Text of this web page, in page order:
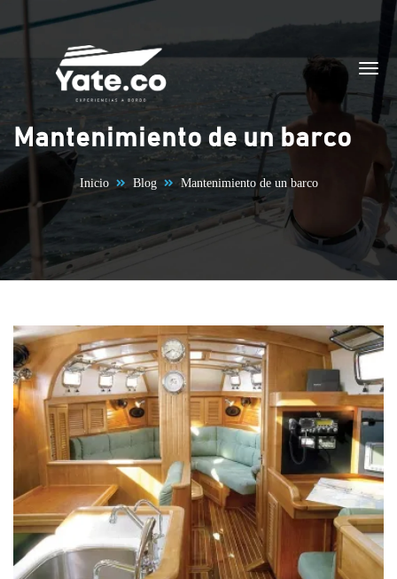
Saltar al contenido
Mantenimiento de un barco
Inicio Blog Mantenimiento de un barco